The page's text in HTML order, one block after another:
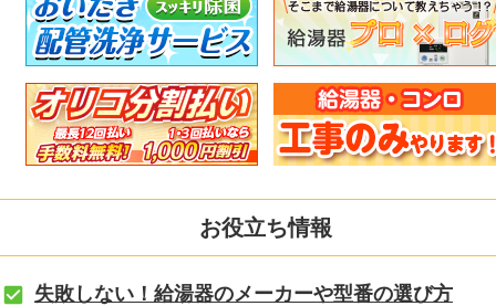
お役立ち情報
失敗しない！給湯器のメーカーや型番の選び方